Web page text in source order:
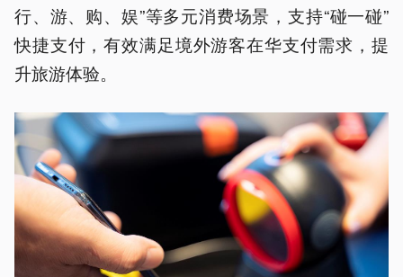
行、游、购、娱”等多元消费场景，支持“碰一碰”
快捷支付，有效满足境外游客在华支付需求，提
升旅游体验。